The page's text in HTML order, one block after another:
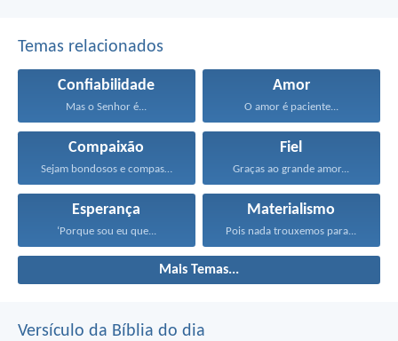
Temas relacionados
Confiabilidade
Mas o Senhor é...
Amor
O amor é paciente...
Compaixão
Sejam bondosos e compassivos...
Fiel
Graças ao grande amor...
Esperança
‘Porque sou eu que...
Materialismo
Pois nada trouxemos para...
Mais Temas...
Versículo da Bíblia do dia